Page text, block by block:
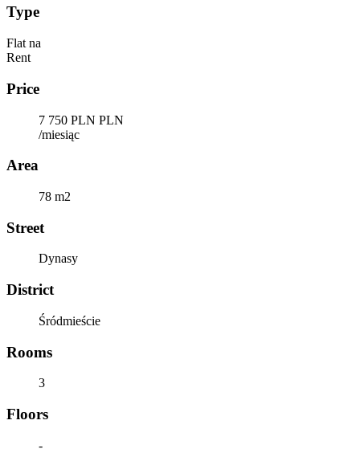
Type
Flat na
Rent
Price
7 750 PLN PLN
/miesiąc
Area
78 m2
Street
Dynasy
District
Śródmieście
Rooms
3
Floors
-